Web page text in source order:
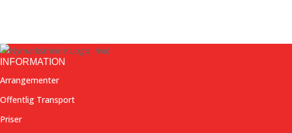
INFORMATION
Arrangementer
Offentlig Transport
Priser